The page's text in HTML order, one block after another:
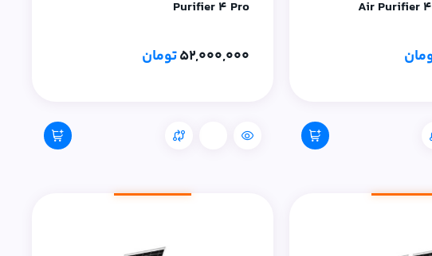
Purifier 4 Pro
52,000,000تومان